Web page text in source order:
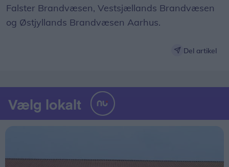
Falster Brandvæsen, Vestsjællands Brandvæsen
og Østjyllands Brandvæsen Aarhus.
Del artikel